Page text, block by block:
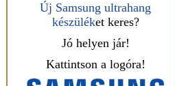
Új Samsung ultrahang
készüléket keres?
Jó helyen jár!
Kattintson a logóra!